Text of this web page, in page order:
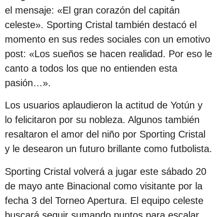
el mensaje: «El gran corazón del capitán
celeste». Sporting Cristal también destacó el
momento en sus redes sociales con un emotivo
post: «Los sueños se hacen realidad. Por eso le
canto a todos los que no entienden esta
pasión…».
Los usuarios aplaudieron la actitud de Yotún y
lo felicitaron por su nobleza. Algunos también
resaltaron el amor del niño por Sporting Cristal
y le desearon un futuro brillante como futbolista.
Sporting Cristal volverá a jugar este sábado 20
de mayo ante Binacional como visitante por la
fecha 3 del Torneo Apertura. El equipo celeste